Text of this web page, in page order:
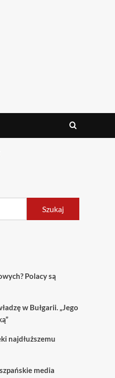
Szukaj
Polacy są
w Bułgarii. „Jego
najdłuższemu
media